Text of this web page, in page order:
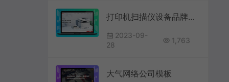
打印机扫描仪设备品牌官网模板无刷AJAX加载技术
2023-09-
28
1,763
大气网络公司模板